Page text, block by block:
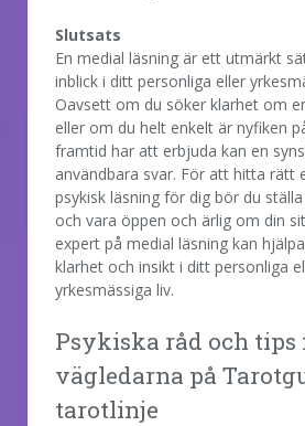
Slutsats
En medial läsning är ett utmärkt
inblick i ditt personliga eller
Oavsett om du söker klarhet om
eller om du helt enkelt är nyfiken
framtid har att erbjuda kan en
användbara svar. För att hitta rätt
psykisk läsning för dig bör du
och vara öppen och ärlig om din
expert på medial läsning kan
klarhet och insikt i ditt personliga
yrkesmässiga liv.
Psykiska råd och tips
vägledarna på
tarotlinje